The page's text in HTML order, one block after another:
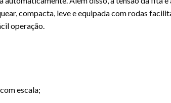
compacta, leve e equipada com rodas
operação.
escala;